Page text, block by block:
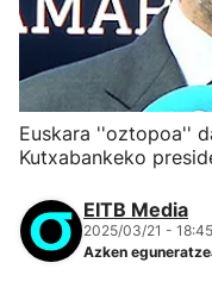
Euskara ''oztopoa''
Kutxabankeko
EITB Media
2025/03/21 - 18:45
Azken